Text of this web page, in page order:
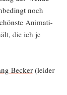
noch
Ani­ma­ti­
die ich je
Becker(lei­der